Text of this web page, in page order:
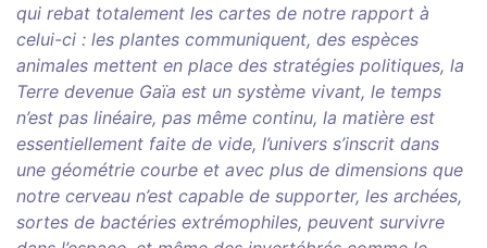
qui rebat totalement les cartes de notre rapport à
celui-ci : les plantes communiquent, des espèces
animales mettent en place des stratégies politiques, la
Terre devenue Gaïa est un système vivant, le temps
n’est pas linéaire, pas même continu, la matière est
essentiellement faite de vide, l’univers s’inscrit dans
une géométrie courbe et avec plus de dimensions que
notre cerveau n’est capable de supporter, les archées,
sortes de bactéries extrémophiles, peuvent survivre